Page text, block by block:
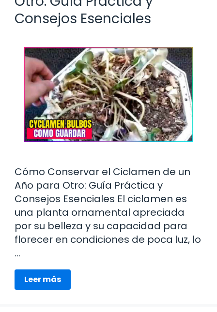
Consejos Esenciales
Cómo Conservar el Ciclamen de un
Año para Otro: Guía Práctica y
Consejos Esenciales El ciclamen es
una planta ornamental apreciada
por su belleza y su capacidad para
florecer en condiciones de poca luz, lo
…
Leer más